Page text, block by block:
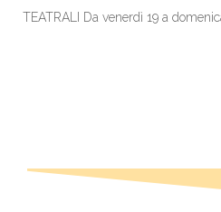
TEATRALI Da venerdì 19 a